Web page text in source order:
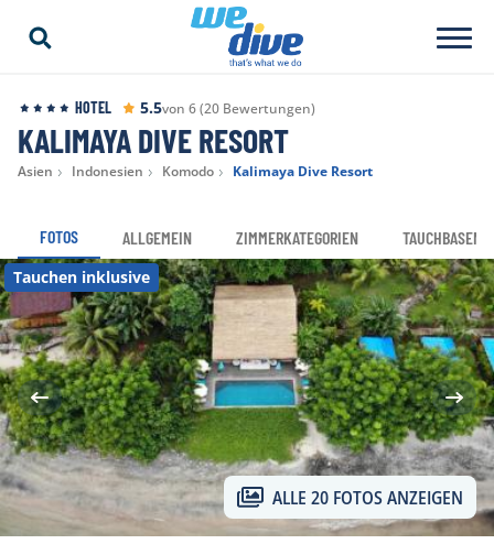
HOTEL 5.5von 6 (20 Bewertungen)
KALIMAYA DIVE RESORT
Asien Indonesien Komodo Kalimaya Dive Resort
FOTOS ALLGEMEIN ZIMMERKATEGORIEN TAUCHBASEN
ALLE 20 FOTOS ANZEIGEN
Tauchen inklusive